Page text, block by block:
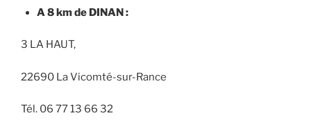
A 8 km de DINAN :
3 LA HAUT,
22690 La Vicomté-sur-Rance
Tél. 06 77 13 66 32